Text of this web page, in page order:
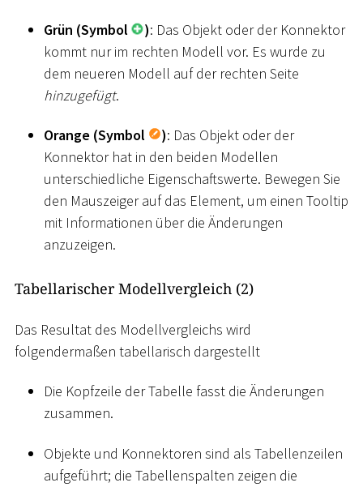
Grün (Symbol ): Das Objekt oder der Konnektor
kommt nur im rechten Modell vor. Es wurde zu
dem neueren Modell auf der rechten Seite
hinzugefügt.
Orange (Symbol ): Das Objekt oder der
Konnektor hat in den beiden Modellen
unterschiedliche Eigenschaftswerte. Bewegen Sie
den Mauszeiger auf das Element, um einen Tooltip
mit Informationen über die Änderungen
anzuzeigen.
Tabellarischer Modellvergleich (2)
Das Resultat des Modellvergleichs wird
folgendermaßen tabellarisch dargestellt
Die Kopfzeile der Tabelle fasst die Änderungen
zusammen.
Objekte und Konnektoren sind als Tabellenzeilen
aufgeführt; die Tabellenspalten zeigen die